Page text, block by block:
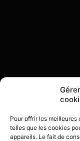
Pour offrir les
telles que les cookies
appareils. Le fait de